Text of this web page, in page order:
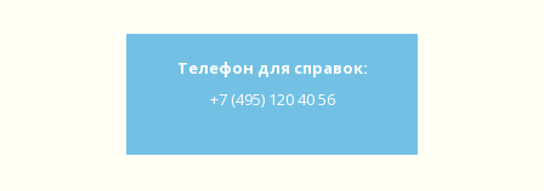
Телефон для справок:
+7 (495) 120 40 56